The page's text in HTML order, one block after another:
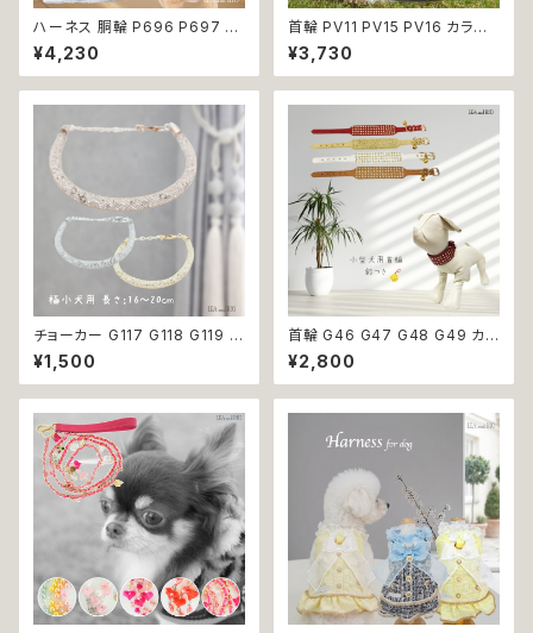
ハーネス 胴輪 P696 P697 P
698 P699 洋服のようなハー
ネス うさぎ ラビット rabbit 暖
か 秋冬 お揃い 引っ張り防止 散
ペット 服 犬服 猫服 かわいい お
しゃれ 小型犬 返品交換不可
¥4,230
首輪 PV11 PV15 PV16 カラー
ブルー ブラウン ブラック 骨 ボ
ーン スタッズ ゴールド ストーン
ドッグ dog 中型犬 散歩 犬 ペッ
¥3,730
チョーカー G117 G118 G119 首
輪 アクセサリー クリア キラキラ
犬 猫 ペット 極小型犬用 おしゃ
れ かわいい シンプル ピンク ゴ
¥1,500
首輪 G46 G47 G48 G49 カラ
ー アクセサリー 鈴付き ストーン
小型犬 犬 猫 犬服 猫服 犬の服
猫の服 ペット 返品交換不可
¥2,800